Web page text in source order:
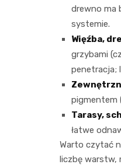
drewno ma
systemie.
Więźba,
grzybami
penetracja;
pigmentem
Tarasy,
łatwe
Warto czytać
liczbę warstw,